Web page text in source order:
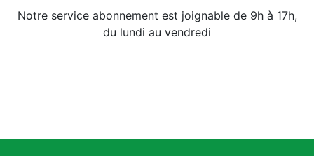
Notre service abonnement est joignable de 9h à 17h,
du lundi au vendredi